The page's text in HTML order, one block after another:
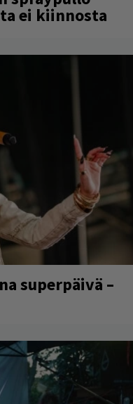
ei kiinnosta
superpäivä –